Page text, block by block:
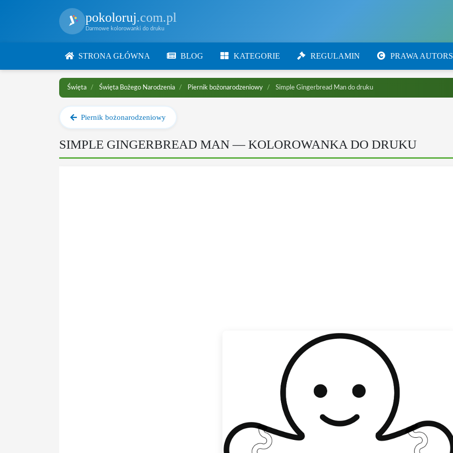
pokoloruj.com.pl
Darmowe kolorowanki do druku
STRONA GŁÓWNA BLOG KATEGORIE REGULAMIN PRAWA
Święta Święta Bożego Narodzenia Piernik bożonarodzeniowy Simple Gingerbread Man do druku
Piernik bożonarodzeniowy
SIMPLE GINGERBREAD MAN — KOLOROWANKA DO DRUKU